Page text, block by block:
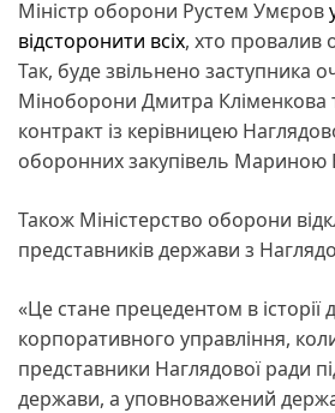
Міністр оборони Рустем Умєров
відсторонити всіх, хто провалив
Так, буде звільнено заступника
Міноборони Дмитра Кліменкова
контракт із керівницею
оборонних закупівель Мариною
Також Міністерство оборони
представників держави з
«Це стане прецедентом в історії
корпоративного управління,
представники Наглядової ради
держави, а уповноважений